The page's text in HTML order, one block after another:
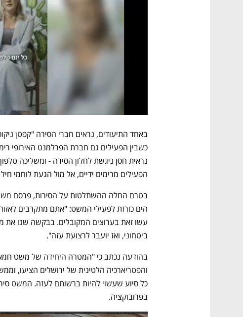
הפעילים מרימים ידיים, אל מול הגעת לוחמי
ביטחוני, ואז יועבר לרצועת עזה".
בפרובוקציה.